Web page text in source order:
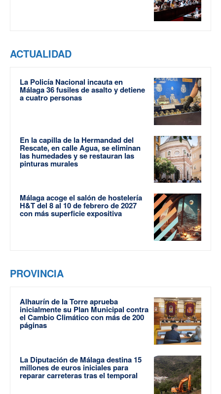
ACTUALIDAD
La Policía Nacional incauta en
Málaga 36 fusiles de asalto y detiene
a cuatro personas
En la capilla de la Hermandad del
Rescate, en calle Agua, se eliminan
las humedades y se restauran las
pinturas murales
Málaga acoge el salón de hostelería
H&T del 8 al 10 de febrero de 2027
con más superficie expositiva
PROVINCIA
Alhaurín de la Torre aprueba
inicialmente su Plan Municipal contra
el Cambio Climático con más de 200
páginas
La Diputación de Málaga destina 15
millones de euros iniciales para
reparar carreteras tras el temporal